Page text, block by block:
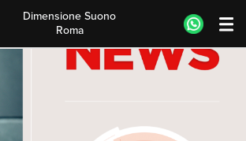
Dimensione Suono
Roma